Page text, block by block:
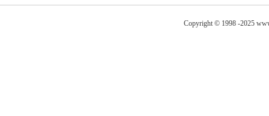
Copyright © 1998 -2025